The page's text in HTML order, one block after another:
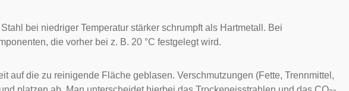
bei niedriger Temperatur stärker schrumpft als Hartmetall. Bei
die vorher bei z. B. 20 °C festgelegt wird.
auf die zu reinigende Fläche geblasen. Verschmutzungen (Fette, Trennmittel,